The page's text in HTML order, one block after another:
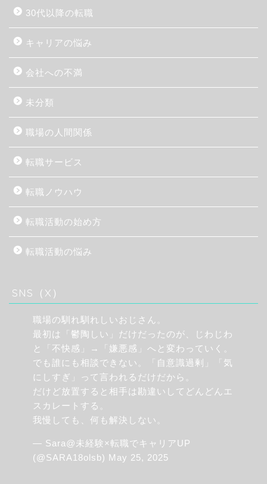
30代以降の転職
キャリアの悩み
会社への不満
未分類
職場の人間関係
転職サービス
転職ノウハウ
転職活動の始め方
転職活動の悩み
SNS（X）
職場の馴れ馴れしいおじさん。
最初は「鬱陶しい」だけだったのが、じわじわ
と「不快感」→「嫌悪感」へと変わっていく。
でも誰にも相談できない。「自意識過剰」「気
にしすぎ」って言われるだけだから。
だけど放置すると相手は勘違いしてどんどんエ
スカレートする。
我慢しても、何も解決しない。
— Sara@未経験×転職でキャリアUP
(@SARA18olsb) May 25, 2025